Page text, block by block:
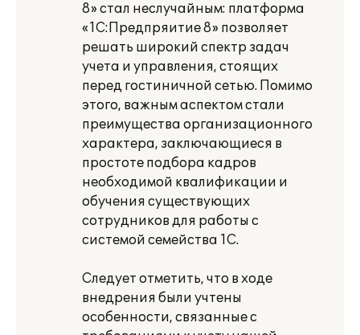
8» стал неслучайным: платформа
«1С:Предпряитие 8» позволяет
решать широкий спектр задач
учета и управления, стоящих
перед гостиничной сетью. Помимо
этого, важным аспектом стали
преимущества организационного
характера, заключающиеся в
простоте подбора кадров
необходимой квалификации и
обучения существующих
сотрудников для работы с
системой семейства 1С.
Следует отметить, что в ходе
внедрения были учтены
особенности, связанные с